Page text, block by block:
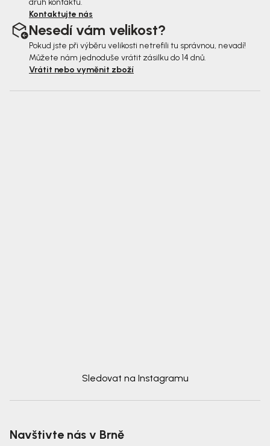
druh kontaktu.
Kontaktujte nás
Nesedí vám velikost?
Pokud jste při výběru velikosti netrefili tu správnou, nevadí!
Můžete nám jednoduše vrátit zásilku do 14 dnů.
Vrátit nebo vyměnit zboží
Sledovat na Instagramu
Navštivte nás v Brně